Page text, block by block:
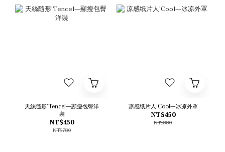
天絲隨形’Tencel—顯瘦包臀洋
裝
NT$450
NT$780
凉感纸片人’Cool—冰凉外罩
NT$450
NT$880